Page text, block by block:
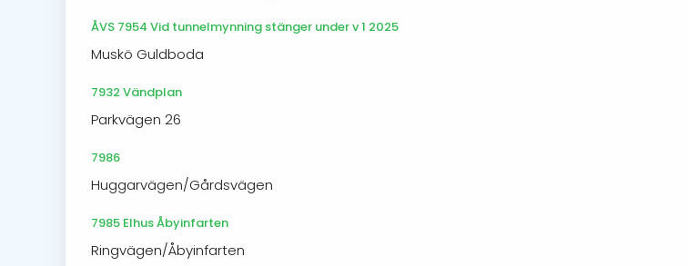
ÅVS 7954 Vid tunnelmynning stänger under v 1 2025
Muskö Guldboda
7932 Vändplan
Parkvägen 26
7986
Huggarvägen/Gårdsvägen
7985 Elhus Åbyinfarten
Ringvägen/Åbyinfarten